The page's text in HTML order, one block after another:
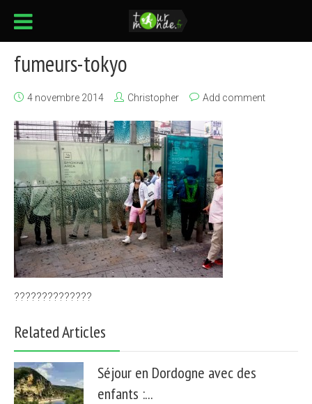
fumeurs-tokyo
4 novembre 2014 Christopher Add comment
??????????????
Related Articles
Séjour en Dordogne avec des
enfants :...